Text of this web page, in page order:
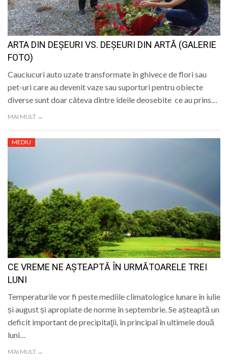
ARTA DIN DEȘEURI VS. DEȘEURI DIN ARTĂ (GALERIE
FOTO)
Cauciucuri auto uzate transformate în ghivece de flori sau
pet-uri care au devenit vaze sau suporturi pentru obiecte
diverse sunt doar câteva dintre ideile deosebite ce au prins…
MAI MULT →
MEDIU
CE VREME NE AȘTEAPTĂ ÎN URMĂTOARELE TREI
LUNI
Temperaturile vor fi peste mediile climatologice lunare în iulie
și august și apropiate de norme în septembrie. Se așteaptă un
deficit important de precipitaţii, în principal în ultimele două
luni…
MAI MULT →